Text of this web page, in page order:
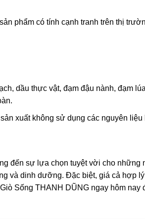
phẩm có tính cạnh tranh trên thị
dầu thực vật, đạm đậu nành, đạm
xuất không sử dụng các nguyên
đến sự lựa chọn tuyệt vời cho
và dinh dưỡng. Đặc biệt, giá cả hợp
Sống THANH DŨNG ngay hôm